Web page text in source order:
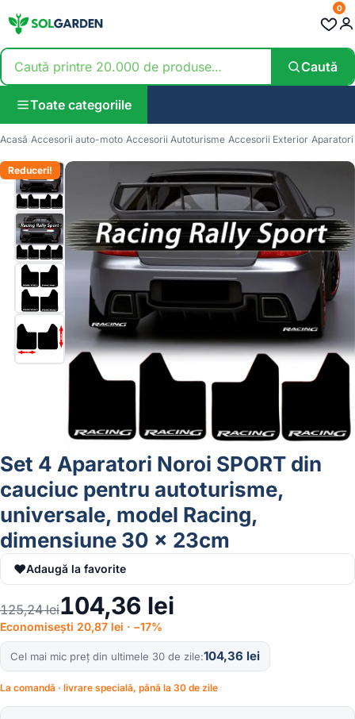
Caută
0
Toate categoriile
Acasă Accesorii auto-moto Accesorii Autoturisme Accesorii Exterior
Reduceri!
Set 4 Aparatori Noroi SPORT din
cauciuc pentru autoturisme,
universale, model Racing,
dimensiune 30 x 23cm
♥Adaugă la favorite
125,24lei104,36 lei
Economisești 20,87 lei · −17%
Cel mai mic preț din ultimele 30 de zile 104,36 lei
La comandă · livrare specială, până la 30 de zile